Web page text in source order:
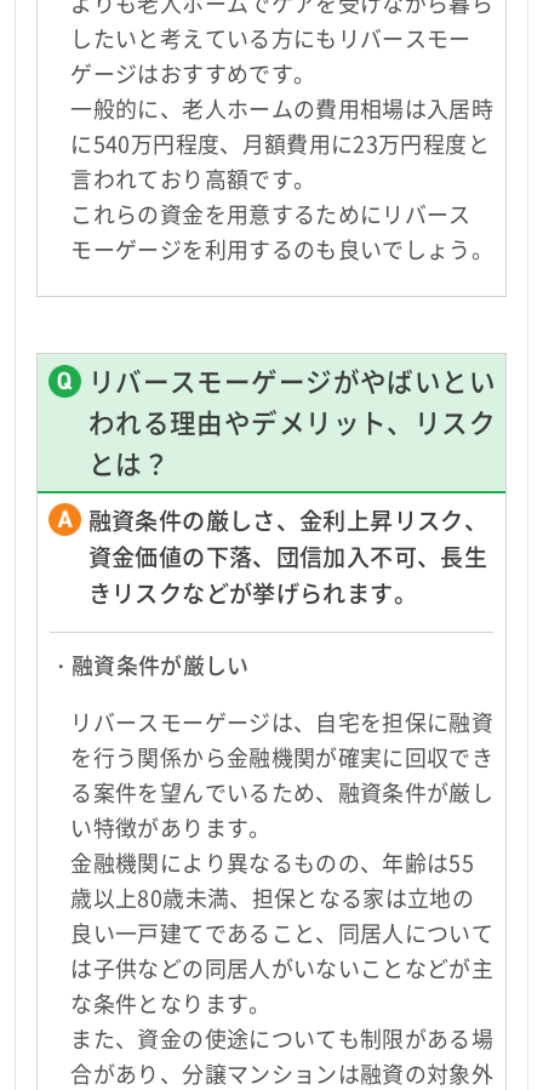
したいと考えている方にもリバースモー
ゲージはおすすめです。
一般的に、老人ホームの費用相場は入居時
に540万円程度、月額費用に23万円程度と
言われており高額です。
これらの資金を用意するためにリバース
モーゲージを利用するのも良いでしょう。
リバースモーゲージがやばいとい
われる理由やデメリット、リスク
とは？
融資条件の厳しさ、金利上昇リスク、
資金価値の下落、団信加入不可、長生
きリスクなどが挙げられます。
・融資条件が厳しい
リバースモーゲージは、自宅を担保に融資
を行う関係から金融機関が確実に回収でき
る案件を望んでいるため、融資条件が厳し
い特徴があります。
金融機関により異なるものの、年齢は55
歳以上80歳未満、担保となる家は立地の
良い一戸建てであること、同居人について
は子供などの同居人がいないことなどが主
な条件となります。
また、資金の使途についても制限がある場
合があり、分譲マンションは融資の対象外